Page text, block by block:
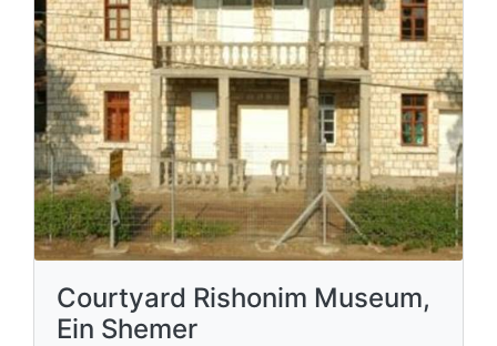
Courtyard Rishonim Museum,
Ein Shemer